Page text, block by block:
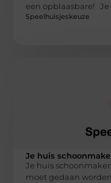
een opblaasbare!
Speelhuisjeskeuze
Je huis
Je huis
moet gedaan